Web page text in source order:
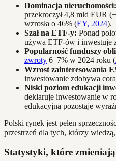
Dominacja nieruchomości:
przekroczył 4,8 mld EUR
wzrosła o 46% (EY, 2024).
Szał na ETF-y: Ponad
używa ETF-ów i inwestuje
Popularność funduszy
zwroty 6–7% w 2024 roku (
Wzrost zainteresowania
inwestowanie zdobywa
Niski poziom edukacji
deklaruje inwestowanie w
edukacyjna pozostaje
Polski rynek jest pełen
przestrzeń dla tych, którzy
Statystyki, które